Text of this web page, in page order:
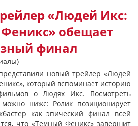
«Людей Икс:
обещает
финал
новый трейлер «Людей
который вспоминает историю
о Людях Икс. Посмотреть
ниже: Ролик позиционирует
как эпический финал всей
что «Темный Феникс» завершит